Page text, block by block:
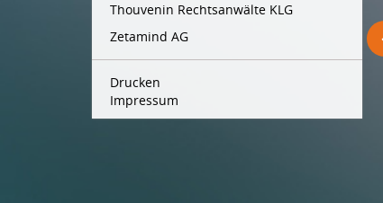
Thouvenin Rechtsanwälte KLG
Zetamind AG
Drucken
Impressum